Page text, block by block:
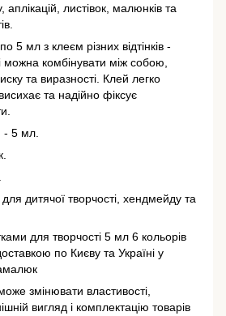
аплікацій, листівок, малюнків та
5 мл з клеєм різних відтінків -
можна комбінувати між собою,
та виразності. Клей легко
та надійно фіксує
- 5 мл.
дитячої творчості, хендмейду та
для творчості 5 мл 6 кольорів
по Києву та Україні у
змінювати властивості,
вигляд і комплектацію товарів